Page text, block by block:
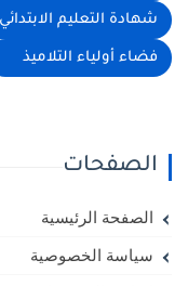
شهادة التعليم الابتدائي
فضاء أولياء التلاميذ
الصفحات
الصفحة الرئيسية
سياسة الخصوصية